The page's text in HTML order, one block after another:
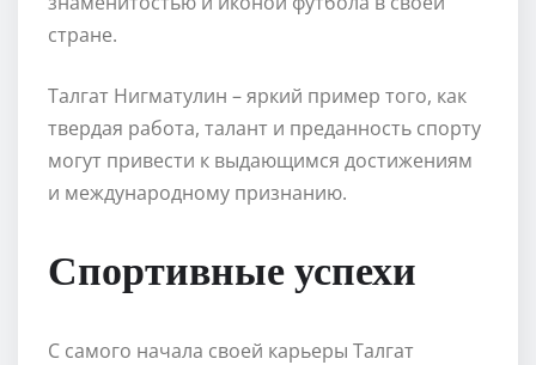
стране.
Талгат Нигматулин – яркий пример того, как
твердая работа, талант и преданность спорту
могут привести к выдающимся достижениям
и международному признанию.
Спортивные успехи
С самого начала своей карьеры Талгат